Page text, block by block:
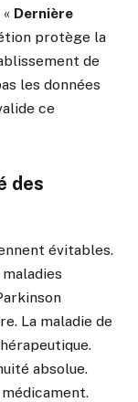
« Dernière
protège la
de
les données
ce
des
évitables.
La maladie de
absolue.